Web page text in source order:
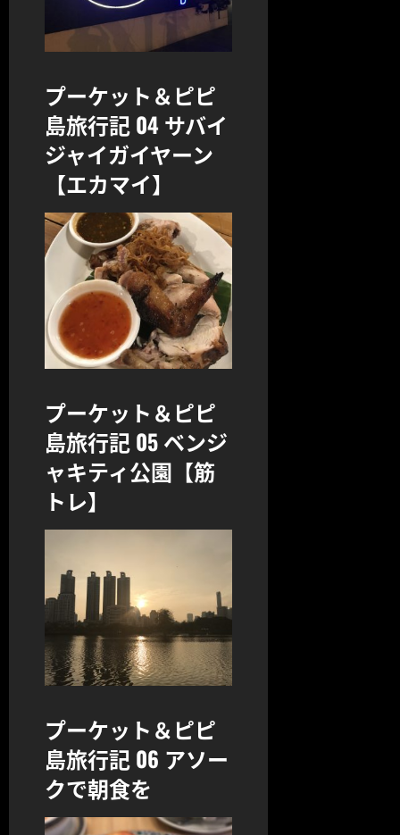
プーケット＆ピピ
島旅行記 04 サバイ
ジャイガイヤーン
【エカマイ】
プーケット＆ピピ
島旅行記 05 ベンジ
ャキティ公園【筋
トレ】
プーケット＆ピピ
島旅行記 06 アソー
クで朝食を